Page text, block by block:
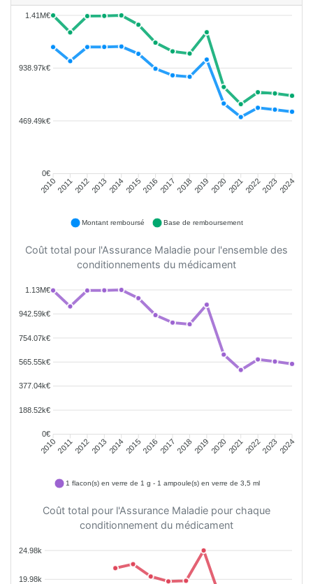
1.41M€
938.97k€
469.49k€
0€
201020112012201320142015201620172018201920202021202220232024
Montant remboursé Base de remboursement
Coût total pour l'Assurance Maladie pour l'ensemble des
conditionnements du médicament
1.13M€
942.59k€
754.07k€
565.55k€
377.04k€
188.52k€
0€
201020112012201320142015201620172018201920202021202220232024
1 flacon(s) en verre de 1 g - 1 ampoule(s) en verre de 3,5 ml
Coût total pour l'Assurance Maladie pour chaque
conditionnement du médicament
24.98k
19.98k